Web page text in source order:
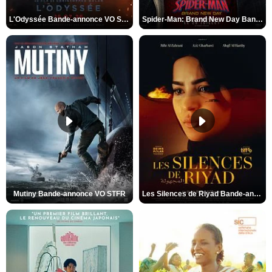
L'Odyssée Bande-annonce VO STFR Spider-Man: Brand New Day Bande-annonce VO STFR
Mutiny Bande-annonce VO STFR Les Silences de Riyad Bande-annonce VO STFR